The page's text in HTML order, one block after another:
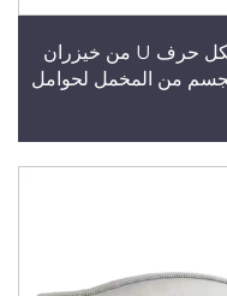
وسادة حمل و maternity على شكل حرف U من خيزران